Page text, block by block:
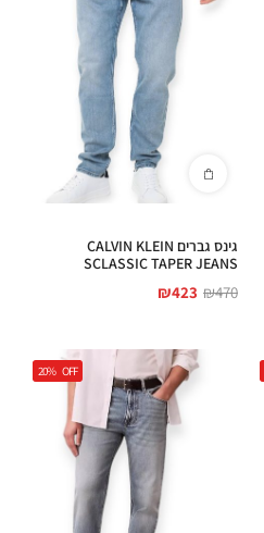
גינס גברים CALVIN KLEIN
SCLASSIC TAPER JEANS
₪470
₪423
20% OFF